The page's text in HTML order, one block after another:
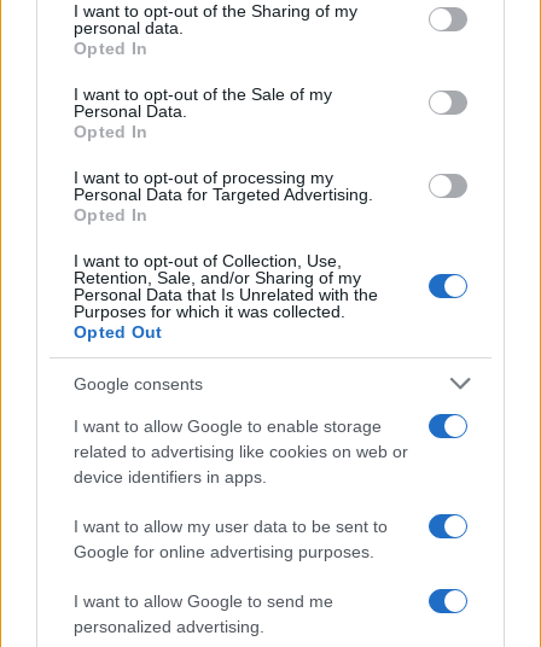
not limited to your visit or usage behaviour. You may click to
grant or deny consent to Google and its third-party tags to
use your data for below specified purposes in below Google
consent section.
I want to opt-out of the Sharing of my
personal data.
Opted In
I want to opt-out of the Sale of my
Personal Data.
Opted In
I want to opt-out of processing my
Personal Data for Targeted Advertising.
Opted In
I want to opt-out of Collection, Use,
Retention, Sale, and/or Sharing of my
Personal Data that Is Unrelated with the
Purposes for which it was collected.
Opted Out
Google consents
I want to allow Google to enable storage
related to advertising like cookies on web or
device identifiers in apps.
I want to allow my user data to be sent to
Google for online advertising purposes.
I want to allow Google to send me
personalized advertising.
Στην Κατηγορία:
ΔΥΠΑ